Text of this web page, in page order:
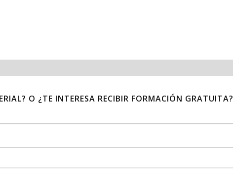
O ¿TE INTERESA RECIBIR FORMACIÓN GRATUITA?